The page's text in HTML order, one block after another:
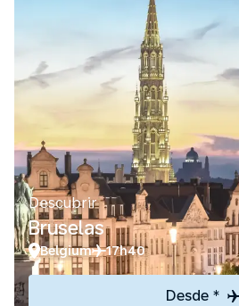
Descubrir
Bruselas
Belgium 17h40
Desde *